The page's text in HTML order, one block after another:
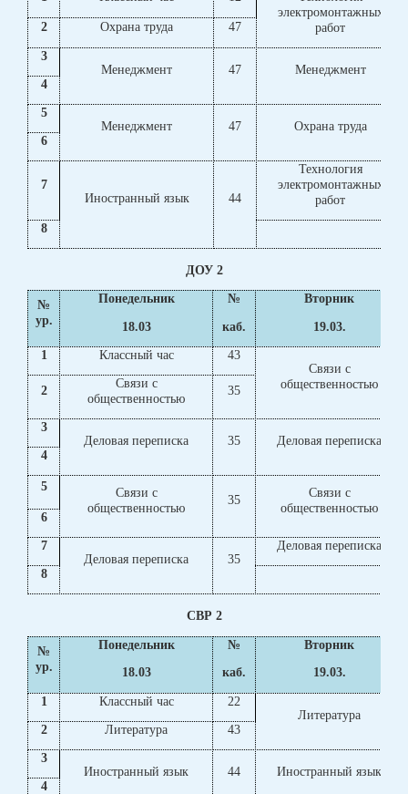
электромонтажных
работ
2 Охрана труда
47
3
Менеджмент
47
Менеджмент
4
5
Менеджмент
47
Охрана труда
6
7
Иностранный язык
44
Технология
электромонтажных
работ
8
ДОУ 2
№
ур.
Понедельник
18.03
№
каб.
Вторник
19.03.
1
Классный час
43
Связи с
общественностью
2
Связи с
общественностью
35
3
Деловая переписка
35
Деловая переписка
4
5
Связи с
общественностью
35
Связи с
общественностью
6
7
Деловая переписка
35
Деловая переписка
8
СВР 2
№
ур.
Понедельник
18.03
№
каб.
Вторник
19.03.
1
Классный час
22
Литература
2
Литература
43
3
Иностранный язык
44
Иностранный язык
4